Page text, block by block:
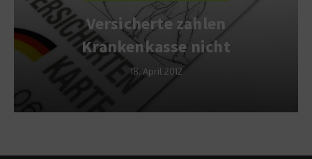
Versicherte zahlen
Krankenkasse nicht
18. April 2012